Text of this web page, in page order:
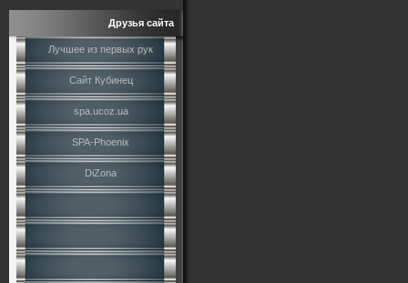
Друзья сайта
Лучшее из первых рук
Сайт Кубинец
spa.ucoz.ua
SPA-Phoenix
DiZona